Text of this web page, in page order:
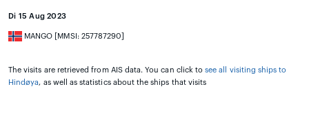
Di 15 Aug 2023
MANGO [MMSI: 257787290]
The visits are retrieved from AIS data. You can click tosee all visiting ships to
Hindøya, as well as statistics about the ships that visits